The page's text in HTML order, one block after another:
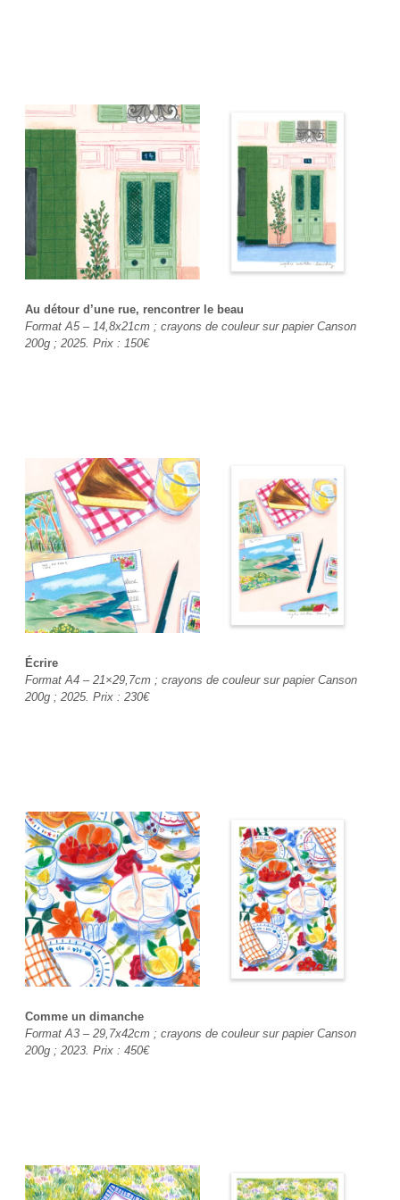
Au détour d’une rue, rencontrer le beau
Format A5 – 14,8x21cm ; crayons de couleur sur papier Canson
200g ; 2025. Prix : 150€
Écrire
Format A4 – 21×29,7cm ; crayons de couleur sur papier Canson
200g ; 2025. Prix : 230€
Comme un dimanche
Format A3 – 29,7x42cm ; crayons de couleur sur papier Canson
200g ; 2023. Prix : 450€